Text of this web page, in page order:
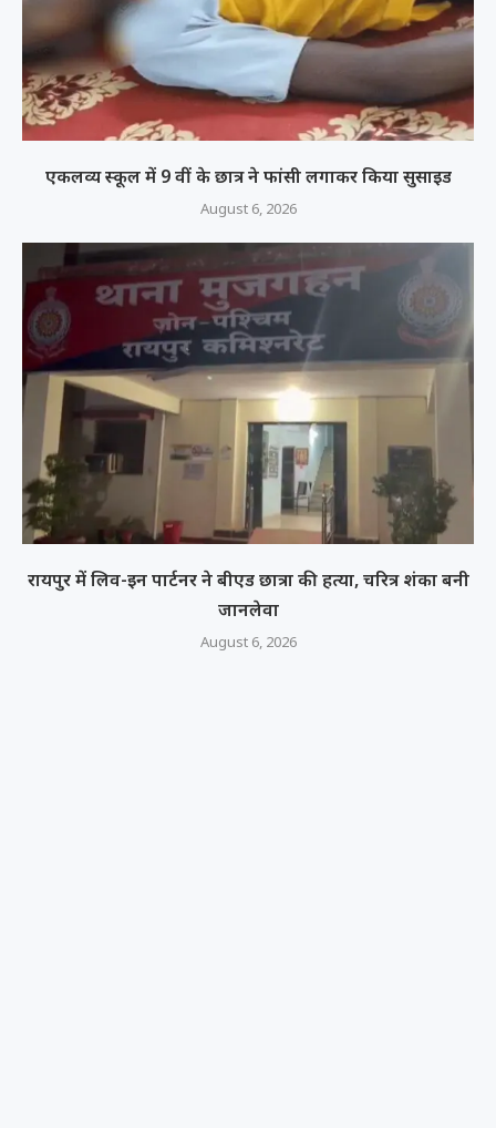
एकलव्य स्कूल में 9 वीं के छात्र ने फांसी लगाकर किया सुसाइड
August 6, 2026
रायपुर में लिव-इन पार्टनर ने बीएड छात्रा की हत्या, चरित्र शंका बनी
जानलेवा
August 6, 2026